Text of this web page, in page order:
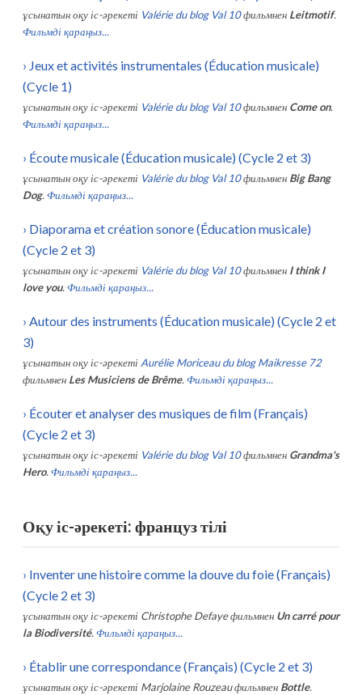
ұсынатын оқу іс-әрекеті Valérie du blog Val 10фильмнен Leitmotif.
Фильмді қараңыз...
› Jeux et activités instrumentales (Éducation musicale)
(Cycle 1)
ұсынатын оқу іс-әрекеті Valérie du blog Val 10фильмнен Come on.
Фильмді қараңыз...
› Écoute musicale (Éducation musicale) (Cycle 2 et 3)
ұсынатын оқу іс-әрекеті Valérie du blog Val 10фильмнен Big Bang
Dog. Фильмді қараңыз...
› Diaporama et création sonore (Éducation musicale)
(Cycle 2 et 3)
ұсынатын оқу іс-әрекеті Valérie du blog Val 10фильмнен I think I
love you. Фильмді қараңыз...
› Autour des instruments (Éducation musicale) (Cycle 2 et
3)
ұсынатын оқу іс-әрекеті Aurélie Moriceau du blog Maikresse 72
фильмнен Les Musiciens de Brême. Фильмді қараңыз...
› Écouter et analyser des musiques de film (Français)
(Cycle 2 et 3)
ұсынатын оқу іс-әрекеті Valérie du blog Val 10фильмнен Grandma's
Hero. Фильмді қараңыз...
Оқу іс-әрекеті: француз тілі
› Inventer une histoire comme la douve du foie (Français)
(Cycle 2 et 3)
ұсынатын оқу іс-әрекеті Christophe Defayeфильмнен Un carré pour
la Biodiversité. Фильмді қараңыз...
› Établir une correspondance (Français) (Cycle 2 et 3)
ұсынатын оқу іс-әрекеті Marjolaine Rouzeauфильмнен Bottle.